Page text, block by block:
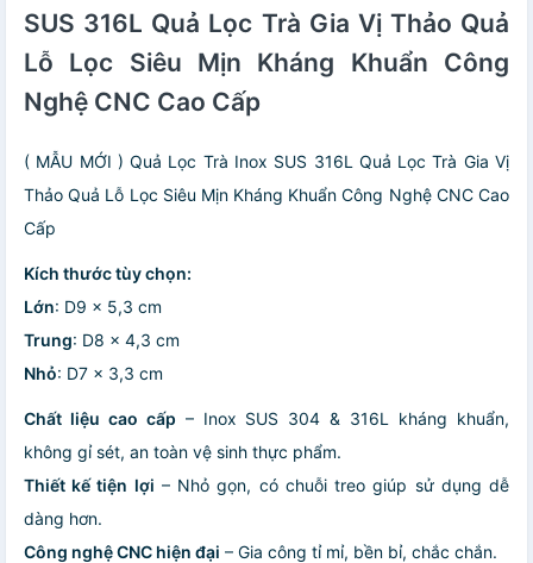
SUS 316L Quả Lọc Trà Gia Vị Thảo Quả
Lỗ Lọc Siêu Mịn Kháng Khuẩn Công
Nghệ CNC Cao Cấp
( MẪU MỚI ) Quả Lọc Trà Inox SUS 316L Quả Lọc Trà Gia Vị
Thảo Quả Lỗ Lọc Siêu Mịn Kháng Khuẩn Công Nghệ CNC Cao
Cấp
Kích thước tùy chọn:
Lớn: D9 x 5,3 cm
Trung: D8 x 4,3 cm
Nhỏ: D7 x 3,3 cm
Chất liệu cao cấp – Inox SUS 304 & 316L kháng khuẩn,
không gỉ sét, an toàn vệ sinh thực phẩm.
Thiết kế tiện lợi – Nhỏ gọn, có chuỗi treo giúp sử dụng dễ
dàng hơn.
Công nghệ CNC hiện đại – Gia công tỉ mỉ, bền bỉ, chắc chắn.